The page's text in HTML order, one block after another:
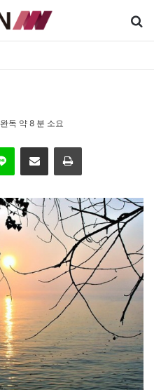
완독 약 8 분 소요
이메일